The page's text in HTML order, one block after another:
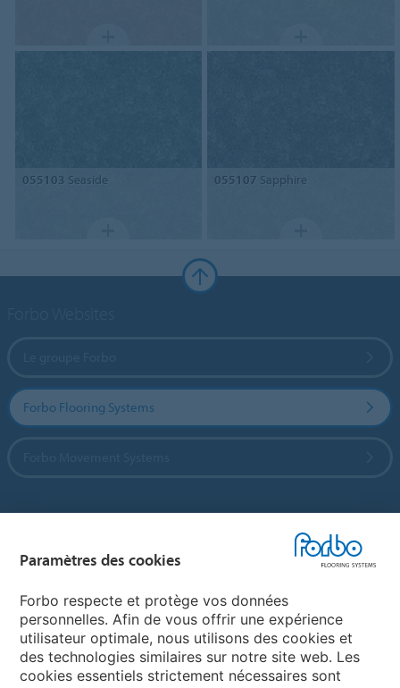
055103 Seaside 055107 Sapphire
Forbo Flooring Systems
My Forbo
Contact dans le monde
Paramètres des cookies
Forbo respecte et protège vos données
personnelles. Afin de vous offrir une expérience
utilisateur optimale, nous utilisons des cookies et
des technologies similaires sur notre site web. Les
cookies essentiels strictement nécessaires sont